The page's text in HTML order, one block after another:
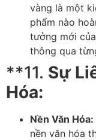
vàng là một
phẩm nào
tưởng mới
thông qua
**11. Sự
Hóa:
Nền Văn Hóa:
nền văn hóa